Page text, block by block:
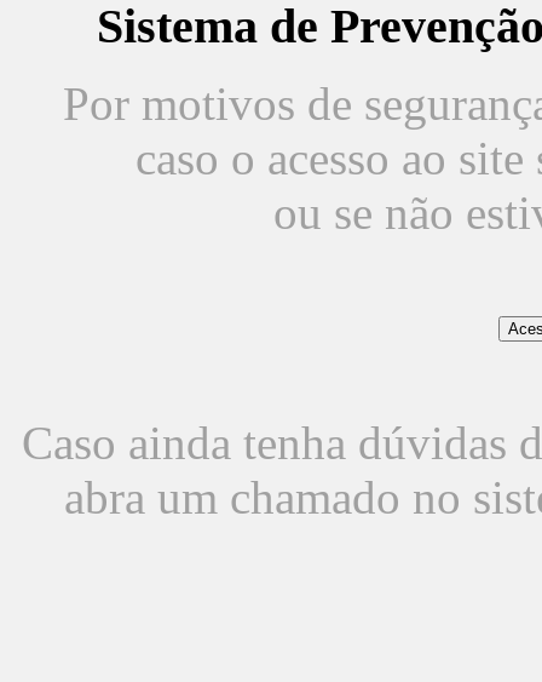
Sistema de
Por motivos de
caso o acesso ao
ou se não
Caso ainda tenha dúvidas
abra um chamado no